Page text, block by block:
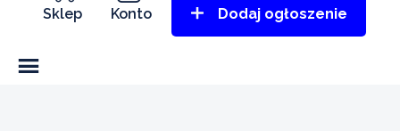
Sklep Konto Dodaj ogłoszenie